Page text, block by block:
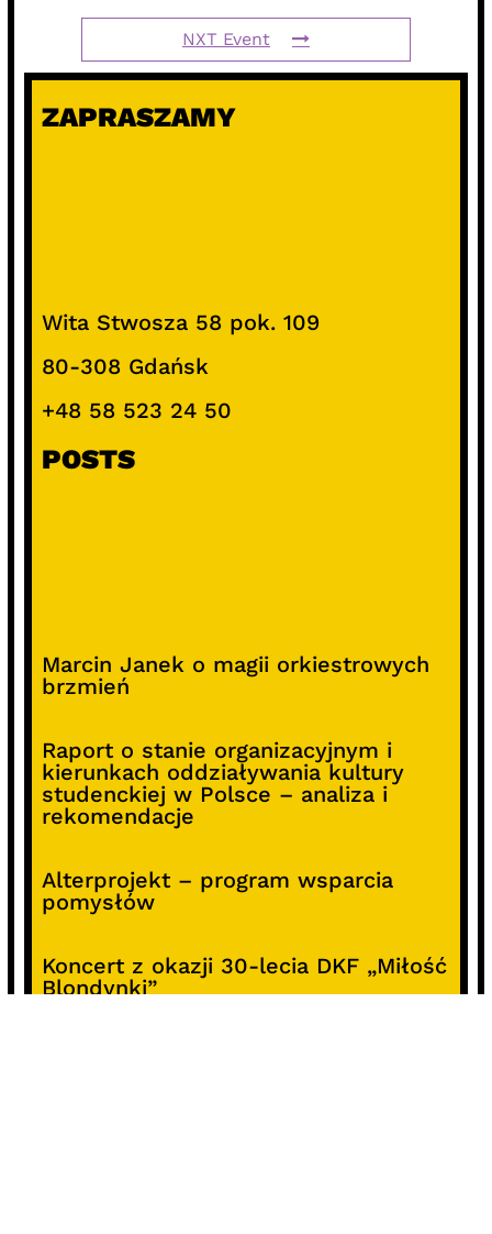
NXT Event
ZAPRASZAMY
Wita Stwosza 58 pok. 109
80-308 Gdańsk
+48 58 523 24 50
POSTS
Marcin Janek o magii orkiestrowych
brzmień
Raport o stanie organizacyjnym i
kierunkach oddziaływania kultury
studenckiej w Polsce – analiza i
rekomendacje
Alterprojekt – program wsparcia
pomysłów
Koncert z okazji 30-lecia DKF „Miłość
Blondynki”